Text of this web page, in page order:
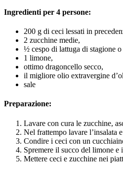
Ingredienti per 4 persone:
200 g di ceci lessati in
2 zucchine medie,
½ cespo di lattuga di stagione o
1 limone,
ottimo dragoncello secco,
il migliore olio extravergine
sale
Preparazione:
Lavare con cura le zucchine,
Nel frattempo lavare l’insalata
Condire i ceci con un
Spremere il succo del limone
Mettere ceci e zucchine nei